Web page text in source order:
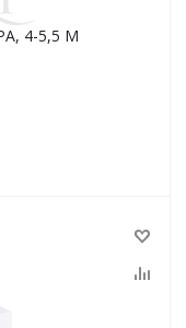
РОЛЛЕРА, 4-5,5 М